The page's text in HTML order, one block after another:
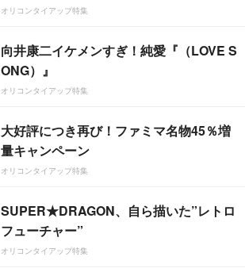
オリコンタイアップ特集
向井康二イケメンすぎ！純愛『（LOVE S
ONG）』
オリコンタイアップ特集
大好評につき再び！ファミマ名物45％増
量キャンペーン
オリコンタイアップ特集
SUPER★DRAGON、自ら描いた”レトロ
フューチャー”
オリコンタイアップ特集